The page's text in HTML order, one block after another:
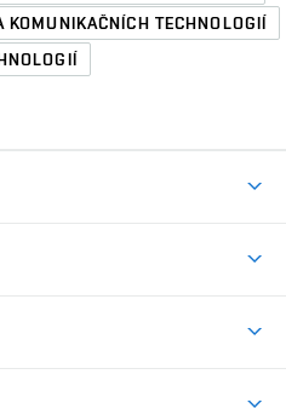
KOMUNIKAČNÍCH TECHNOLOGIÍ